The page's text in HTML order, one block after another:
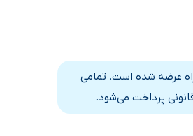
عرضه شده است. تمامی
پرداخت می‌شود.